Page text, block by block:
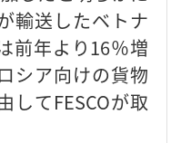
輸送したベトナ
前年より16％増
シア向けの貨物
してFESCOが取